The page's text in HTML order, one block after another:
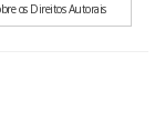
os Direitos Autorais